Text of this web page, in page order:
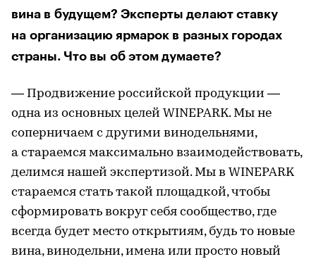
вина в будущем? Эксперты делают ставку
на организацию ярмарок в разных городах
страны. Что вы об этом думаете?
— Продвижение российской продукции —
одна из основных целей WINEPARK. Мы не
соперничаем с другими винодельнями,
а стараемся максимально взаимодействовать,
делимся нашей экспертизой. Мы в WINEPARK
стараемся стать такой площадкой, чтобы
сформировать вокруг себя сообщество, где
всегда будет место открытиям, будь то новые
вина, винодельни, имена или просто новый